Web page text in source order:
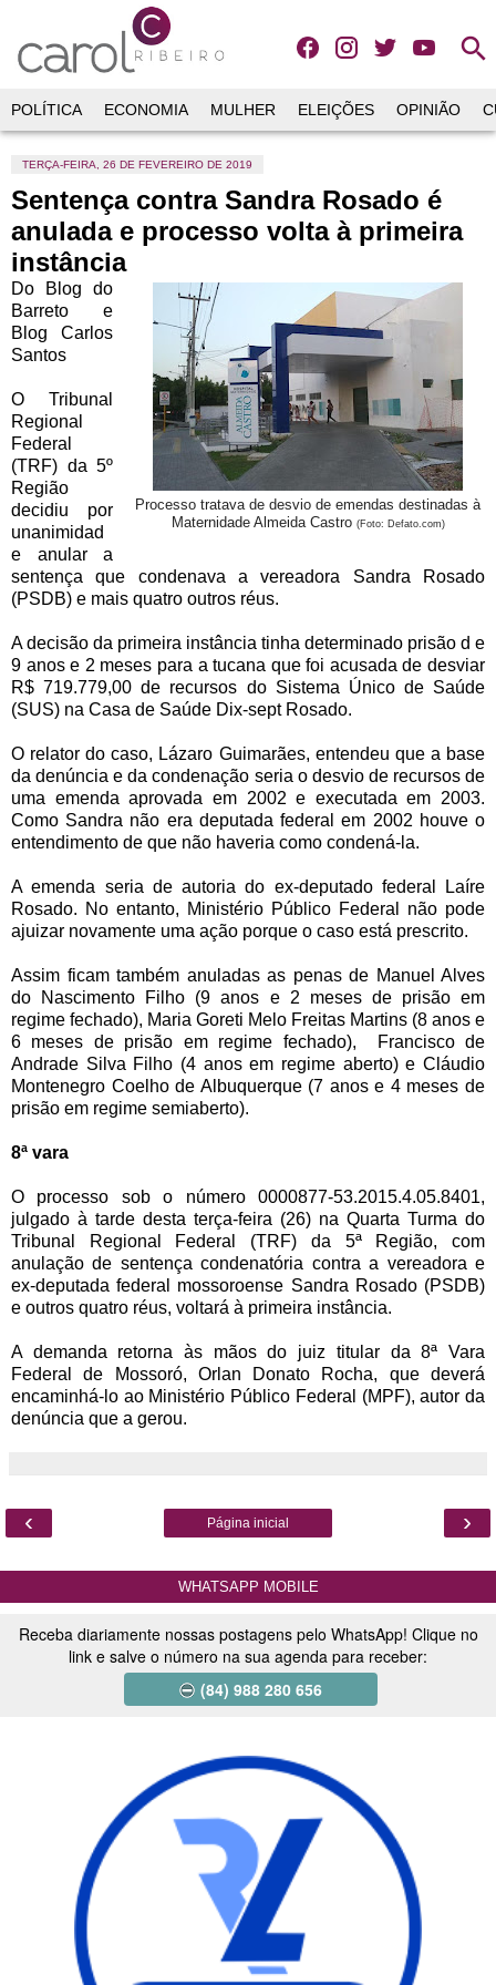
search
POLÍTICA ECONOMIA MULHER ELEIÇÕES OPINIÃO
TERÇA-FEIRA, 26 DE FEVEREIRO DE 2019
Sentença contra Sandra Rosado é
anulada e processo volta à primeira
instância
Processo tratava de desvio de emendas destinadas à
Maternidade Almeida Castro (Foto: Defato.com)
Do Blog do
Barreto e
Blog Carlos
Santos
O Tribunal
Regional
Federal
(TRF) da 5º
Região
decidiu por
unanimidad
e anular a
sentença que condenava a vereadora Sandra Rosado
(PSDB) e mais quatro outros réus.
A decisão da primeira instância tinha determinado prisão d e
9 anos e 2 meses para a tucana que foi acusada de desviar
R$ 719.779,00 de recursos do Sistema Único de Saúde
(SUS) na Casa de Saúde Dix-sept Rosado.
O relator do caso, Lázaro Guimarães, entendeu que a base
da denúncia e da condenação seria o desvio de recursos de
uma emenda aprovada em 2002 e executada em 2003.
Como Sandra não era deputada federal em 2002 houve o
entendimento de que não haveria como condená-la.
A emenda seria de autoria do ex-deputado federal Laíre
Rosado. No entanto, Ministério Público Federal não pode
ajuizar novamente uma ação porque o caso está prescrito.
Assim ficam também anuladas as penas de Manuel Alves
do Nascimento Filho (9 anos e 2 meses de prisão em
regime fechado), Maria Goreti Melo Freitas Martins (8 anos e
6 meses de prisão em regime fechado), Francisco de
Andrade Silva Filho (4 anos em regime aberto) e Cláudio
Montenegro Coelho de Albuquerque (7 anos e 4 meses de
prisão em regime semiaberto).
8ª vara
O processo sob o número 0000877-53.2015.4.05.8401,
julgado à tarde desta terça-feira (26) na Quarta Turma do
Tribunal Regional Federal (TRF) da 5ª Região, com
anulação de sentença condenatória contra a vereadora e
ex-deputada federal mossoroense Sandra Rosado (PSDB)
e outros quatro réus, voltará à primeira instância.
A demanda retorna às mãos do juiz titular da 8ª Vara
Federal de Mossoró, Orlan Donato Rocha, que deverá
encaminhá-lo ao Ministério Público Federal (MPF), autor da
denúncia que a gerou.
‹ ›
Página inicial
WHATSAPP MOBILE
Receba diariamente nossas postagens pelo WhatsApp! Clique no
link e salve o número na sua agenda para receber:
(84) 988 280 656